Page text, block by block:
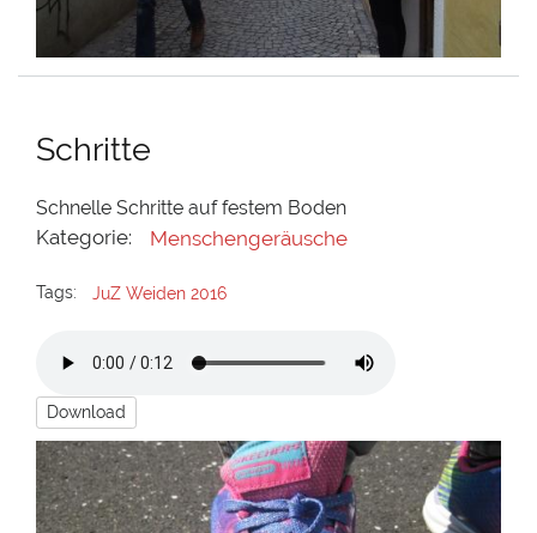
Schritte
Schnelle Schritte auf festem Boden
Kategorie: Menschengeräusche
Tags: JuZ Weiden 2016
Download